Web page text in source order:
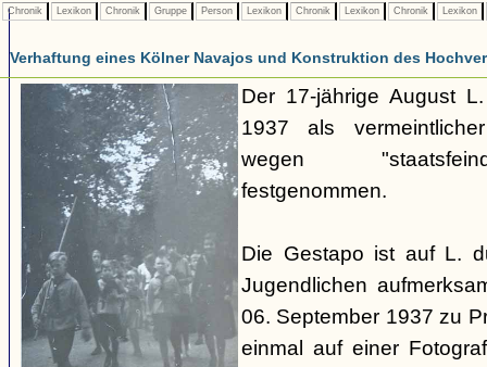
Chronik Lexikon Chronik Gruppe Person Lexikon Chronik Lexikon Chronik Lexikon
Verhaftung eines Kölner Navajos und Konstruktion des
Der 17-jährige August
1937 als
wegen
festgenommen.
Die Gestapo ist auf L.
Jugendlichen
06. September 1937 zu
einmal auf einer